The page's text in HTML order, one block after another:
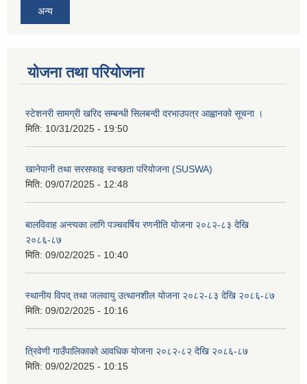
अन्य
योजना तथा परियोजना
स्टेशनरी सामग्री खरिद सम्बन्धी सिलबन्दी दरभाउपत्र आह्वानको सूचना ।
मिति: 10/31/2025 - 19:50
खानेपानी तथा सरसफाइ स्वच्छता परियोजना (SUSWA)
मिति: 09/07/2025 - 12:48
बालविवाह अन्त्यका लागि पञ्चवर्षिय रणनीति योजना २०८२-८३ देखि
२०८६-८७
मिति: 09/02/2025 - 10:40
स्थानीय विपद् तथा जलवायु उत्थानशील योजना २०८२-८३ देखि २०८६-८७
मिति: 09/02/2025 - 10:16
त्रिवेणी गाउँपालिकाको आवधिक योजना २०८२-८२ देखि २०८६-८७
मिति: 09/02/2025 - 10:15